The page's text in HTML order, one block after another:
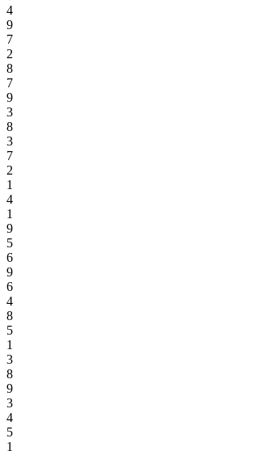
4
9
7
2
8
7
9
3
8
3
7
2
1
4
1
9
5
6
9
6
4
8
5
1
3
8
9
3
4
5
1